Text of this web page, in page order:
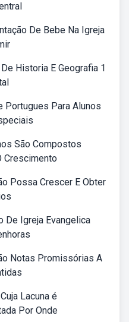
De Bebe Na Igreja
Historia E Geografia 1
Portugues Para Alunos
São Compostos
Crescimento
Possa Crescer E Obter
De Igreja Evangelica
Notas Promissórias A
Lacuna é
Por Onde